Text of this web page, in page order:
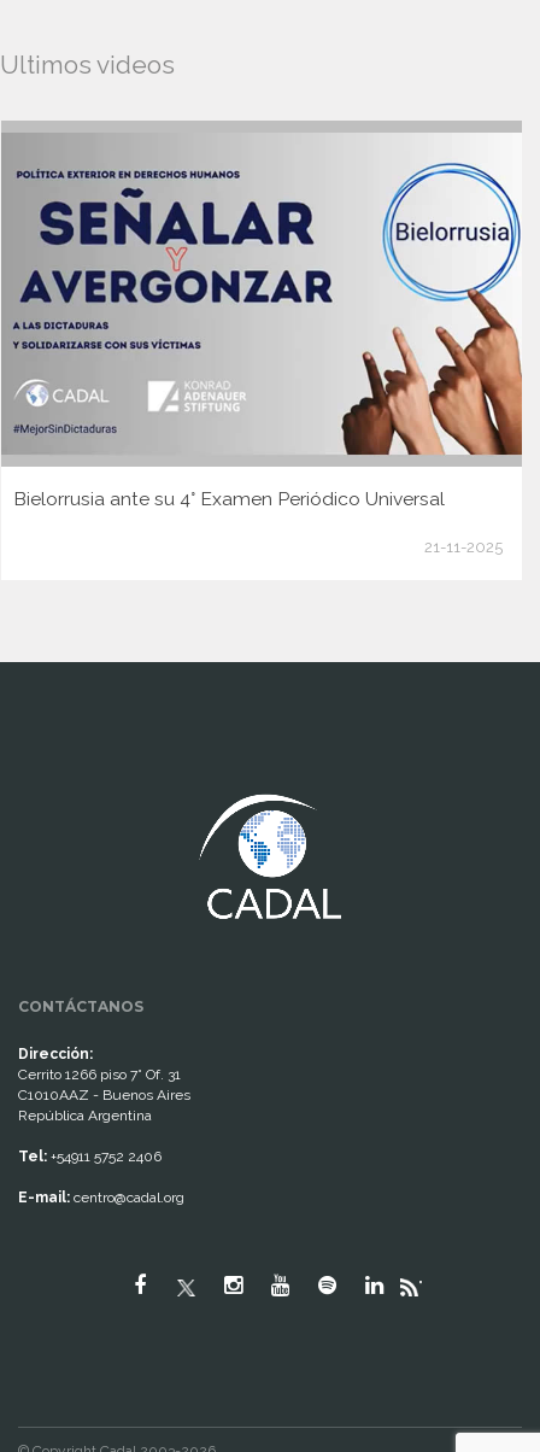
Ultimos videos
Bielorrusia ante su 4° Examen Periódico Universal
21-11-2025
CONTÁCTANOS
Dirección:
Cerrito 1266 piso 7° Of. 31
C1010AAZ - Buenos Aires
República Argentina
Tel: +54911 5752 2406
E-mail: centro@cadal.org
"